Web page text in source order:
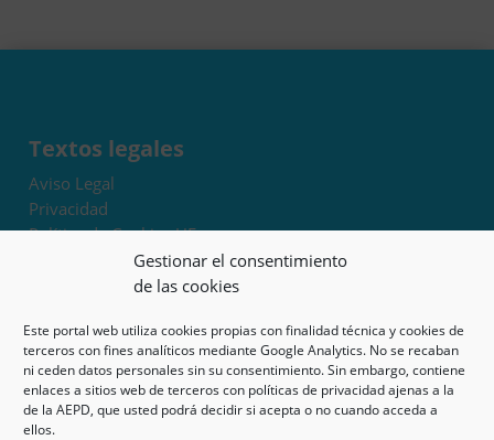
Gestionar el consentimiento
de las cookies
Este portal web utiliza cookies propias con finalidad técnica y cookies de
terceros con fines analíticos mediante Google Analytics. No se recaban
ni ceden datos personales sin su consentimiento. Sin embargo, contiene
enlaces a sitios web de terceros con políticas de privacidad ajenas a la
de la AEPD, que usted podrá decidir si acepta o no cuando acceda a
ellos.
Textos legales
Aviso Legal
Privacidad
Política de Cookies UE
Términos y condiciones
Exoneración de responsabilidad
Mapa del sitio
Mi cuenta
Tienda
Psicología en Murcia